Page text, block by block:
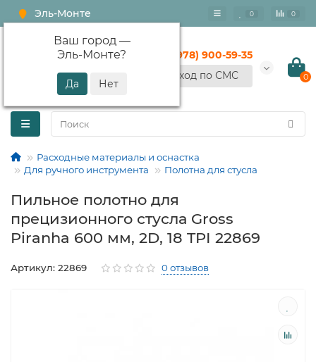
Эль-Монте
Ваш город —
Эль-Монте?
0 0
+7 (978) 900-59-35
Вход по СМС
0
Расходные материалы и оснастка
Для ручного инструмента
Полотна для стусла
Пильное полотно для
прецизионного стусла Gross
Piranha 600 мм, 2D, 18 TPI 22869
Артикул: 22869 0 отзывов